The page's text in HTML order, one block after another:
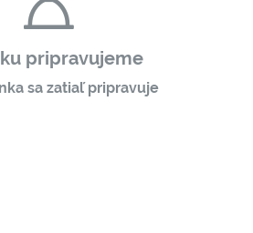
pripravujeme
sa zatiaľ pripravuje